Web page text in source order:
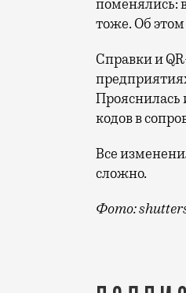
поменялись:
тоже. Об этом
Справки и
Прояснилась
кодов в
Все
сложно.
Фото: